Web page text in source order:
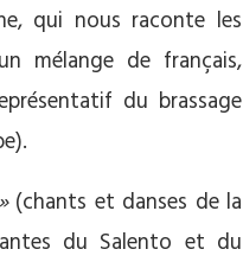
qui nous raconte les
mélange de français,
du brassage
(chants et danses de la
du Salento et du